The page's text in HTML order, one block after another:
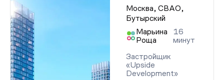
Москва, СВАО,
Бутырский
Марьина
Роща
16
минут
Застройщик
«Upside
Development»